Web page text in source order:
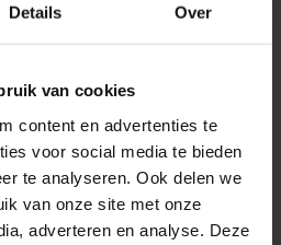
Details Over
van cookies
content en advertenties te
voor social media te bieden
te analyseren. Ook delen we
van onze site met onze
adverteren en analyse. Deze
winkel in Rotterdam